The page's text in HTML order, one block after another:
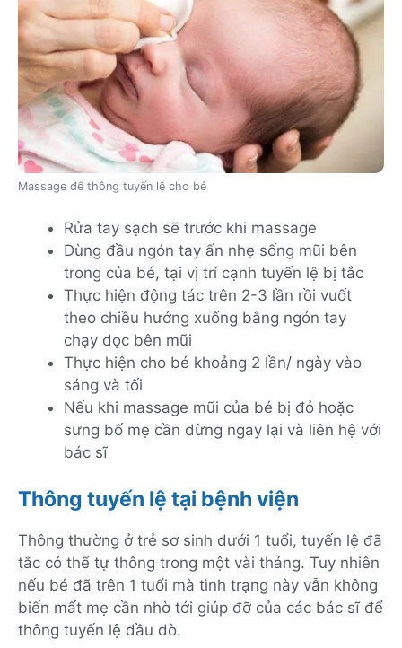
Massage để thông tuyến lệ cho bé
Rửa tay sạch sẽ trước khi massage
Dùng đầu ngón tay ấn nhẹ sống mũi bên
trong của bé, tại vị trí cạnh tuyến lệ bị tắc
Thực hiện động tác trên 2-3 lần rồi vuốt
theo chiều hướng xuống bằng ngón tay
chạy dọc bên mũi
Thực hiện cho bé khoảng 2 lần/ ngày vào
sáng và tối
Nếu khi massage mũi của bé bị đỏ hoặc
sưng bố mẹ cần dừng ngay lại và liên hệ với
bác sĩ
Thông tuyến lệ tại bệnh viện
Thông thường ở trẻ sơ sinh dưới 1 tuổi, tuyến lệ đã
tắc có thể tự thông trong một vài tháng. Tuy nhiên
nếu bé đã trên 1 tuổi mà tình trạng này vẫn không
biến mất mẹ cần nhờ tới giúp đỡ của các bác sĩ để
thông tuyến lệ đầu dò.